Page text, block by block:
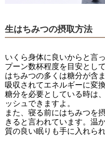
生はちみつの摂取方法
いくら身体に良いからと言
プーン数杯程度を目安とし
はちみつの多くは糖分が含
吸収されてエネルギーに変
糖分を必要としている時は
ッシュできますよ。
また、寝る前にはちみつを
きると言われています。温
質の良い眠りも手に入れられ